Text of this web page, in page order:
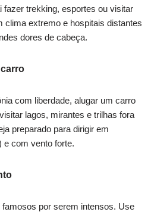
fazer trekking, esportes ou visitar
clima extremo e hospitais distantes
dores de cabeça.
com liberdade, alugar um carro
lagos, mirantes e trilhas fora
preparado para dirigir em
e com vento forte.
por serem intensos. Use